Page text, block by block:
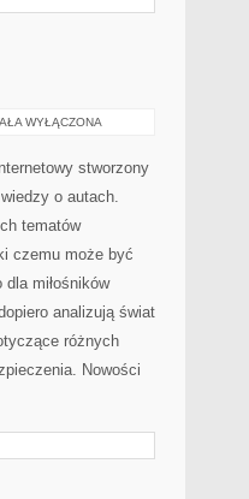
WYŁĄCZONA
stworzony
o autach.
tematów
czemu może być
miłośników
analizują świat
różnych
Nowości